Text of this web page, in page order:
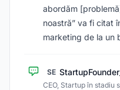
abordăm
noastră” va fi citat
marketing de la un
SE
CEO, Startup în stadiu